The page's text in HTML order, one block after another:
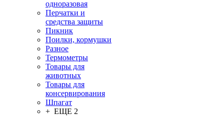
одноразовая
Перчатки и
средства защиты
Пикник
Поилки, кормушки
Разное
Термометры
Товары для
животных
Товары для
консервирования
Шпагат
+ ЕЩЕ 2